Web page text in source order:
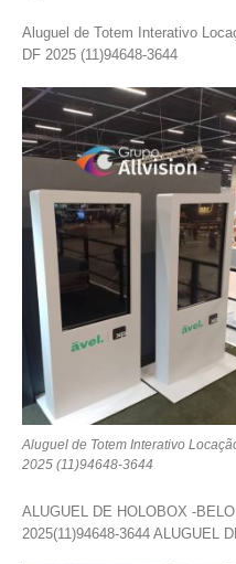
Aluguel de Totem Interativo
DF 2025 (11)94648-3644
Aluguel de Totem Interativo
2025 (11)94648-3644
ALUGUEL DE HOLOBOX -
2025(11)94648-3644 ALUGUEL